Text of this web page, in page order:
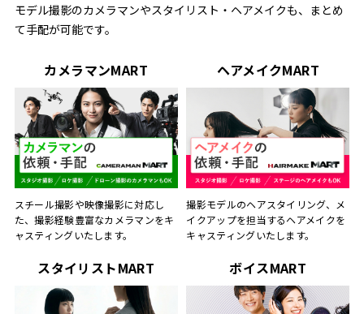
モデル撮影のカメラマンやスタイリスト・ヘアメイクも、まとめ
て手配が可能です。
カメラマンMART
スチール撮影や映像撮影に対応し
た、撮影経験豊富なカメラマンをキ
ャスティングいたします。
ヘアメイクMART
撮影モデルのヘアスタイリング、メ
イクアップを担当するヘアメイクを
キャスティングいたします。
スタイリストMART ボイスMART